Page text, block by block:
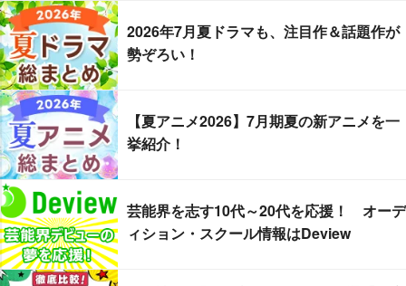
2026年7月夏ドラマも、注目作＆話題作が
勢ぞろい！
【夏アニメ2026】7月期夏の新アニメを一
挙紹介！
芸能界を志す10代～20代を応援！ オーデ
ィション・スクール情報はDeview